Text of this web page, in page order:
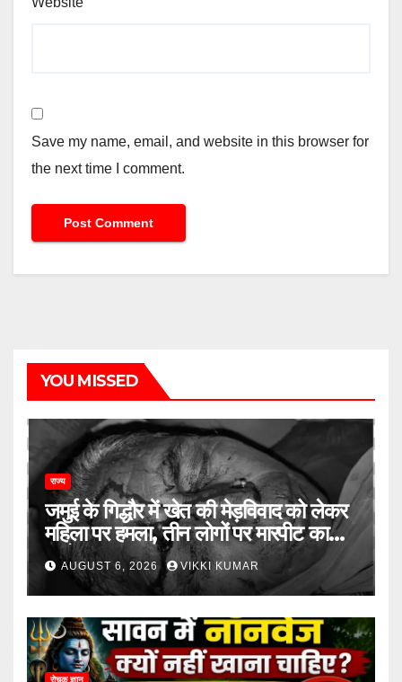
Save my name, email, and website in this browser for
the next time I comment.
YOU MISSED
राज्य
जमुई के गिद्धौर में खेत की मेड़विवाद को लेकर
महिला पर हमला, तीन लोगों पर मारपीट का
आरोप
AUGUST 6, 2026 VIKKI KUMAR
रोचक ज्ञान